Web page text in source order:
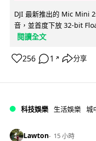
DJI 最新推出的 Mic Mini
音，並首度下放 32-bit
閱讀全文
256 1 ↗ 分享
科技娛樂 生活娛樂 城
Lawton 15 小時